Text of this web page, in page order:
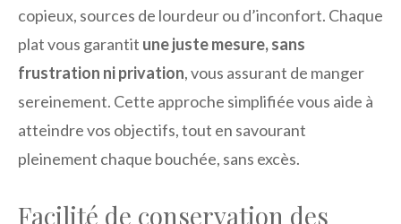
copieux, sources de lourdeur ou d’inconfort. Chaque
plat vous garantit une juste mesure, sans
frustration ni privation, vous assurant de manger
sereinement. Cette approche simplifiée vous aide à
atteindre vos objectifs, tout en savourant
pleinement chaque bouchée, sans excès.
Facilité de conservation des